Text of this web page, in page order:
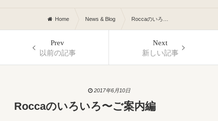
Home News & Blog Roccaのいろいろ〜ご案内編
Prev
以前の記事
Next
新しい記事
2017年6月10日
Roccaのいろいろ〜ご案内編